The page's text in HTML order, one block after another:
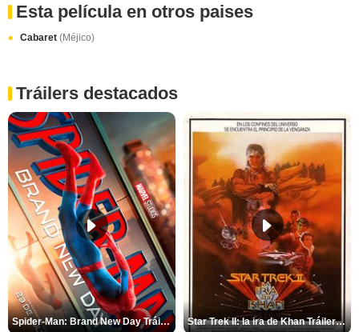
Esta película en otros paises
Cabaret (Méjico)
Tráilers destacados
Spider-Man: Brand New Day Tráiler (3) Star Trek II: la ira de Khan Tráiler VO